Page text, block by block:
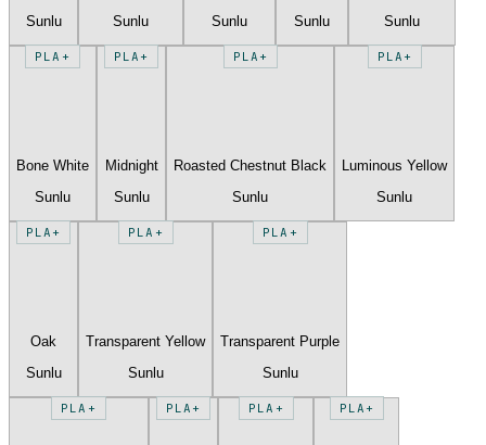
Sunlu
Sunlu
Sunlu
Sunlu
Sunlu
PLA+
Bone White
Sunlu
PLA+
Midnight
Sunlu
PLA+
Roasted Chestnut Black
Sunlu
PLA+
Luminous Yellow
Sunlu
PLA+
Oak
Sunlu
PLA+
Transparent Yellow
Sunlu
PLA+
Transparent Purple
Sunlu
PLA+ PLA+ PLA+ PLA+